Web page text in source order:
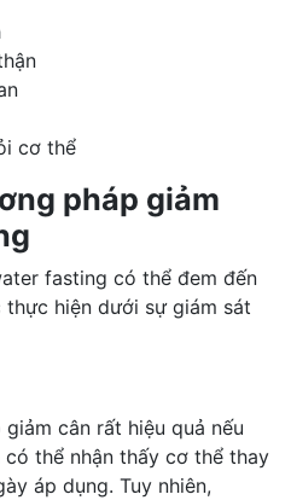
cơ thể
pháp giảm
fasting có thể đem đến
hiện dưới sự giám sát
cân rất hiệu quả nếu
thể nhận thấy cơ thể thay
áp dụng. Tuy nhiên,